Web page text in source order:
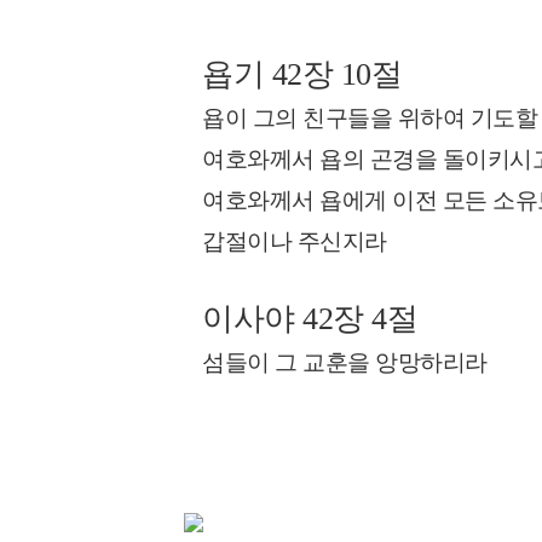
욥기 42장 10절
욥이 그의 친구들을 위하여 기도할
여호와께서 욥의 곤경을 돌이키시
여호와께서 욥에게 이전 모든 소
갑절이나 주신지라
이사야 42장 4절
섬들이 그 교훈을 앙망하리라